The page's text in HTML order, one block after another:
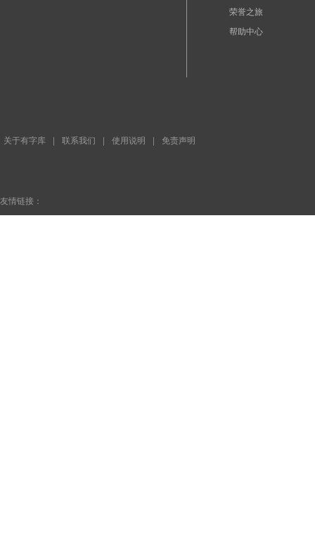
荣誉之旅
帮助中心
关于有字库 | 联系我们 | 使用说明 | 免责声明
友情链接：